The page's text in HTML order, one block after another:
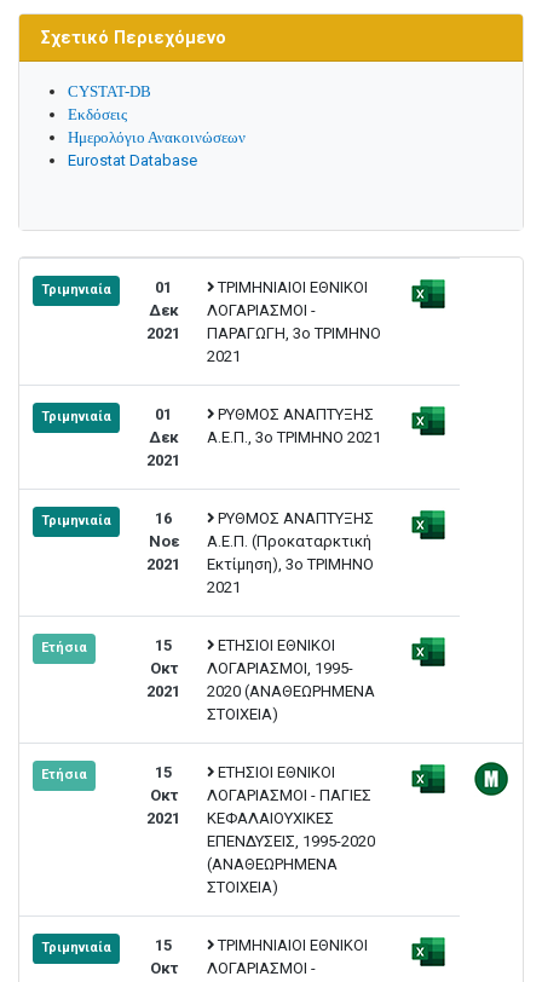
Σχετικό Περιεχόμενο
CYSTAT-DB
Εκδόσεις
Ημερολόγιο Ανακοινώσεων
Eurostat Database
Τριμηνιαία
01
Δεκ
2021
ΤΡΙΜΗΝΙΑΙΟΙ ΕΘΝΙΚΟΙ
ΛΟΓΑΡΙΑΣΜΟΙ -
ΠΑΡΑΓΩΓΗ, 3ο ΤΡΙΜΗΝΟ
2021
Τριμηνιαία
01
Δεκ
2021
ΡΥΘΜΟΣ ΑΝΑΠΤΥΞΗΣ
Α.Ε.Π., 3ο ΤΡΙΜΗΝΟ 2021
Τριμηνιαία
16
Νοε
2021
ΡΥΘΜΟΣ ΑΝΑΠΤΥΞΗΣ
Α.Ε.Π. (Προκαταρκτική
Εκτίμηση), 3ο ΤΡΙΜΗΝΟ
2021
Ετήσια
15
Οκτ
2021
ΕΤΗΣΙΟΙ ΕΘΝΙΚΟΙ
ΛΟΓΑΡΙΑΣΜΟΙ, 1995-
2020 (ΑΝΑΘΕΩΡΗΜΕΝΑ
ΣΤΟΙΧΕΙΑ)
Ετήσια
15
Οκτ
2021
ΕΤΗΣΙΟΙ ΕΘΝΙΚΟΙ
ΛΟΓΑΡΙΑΣΜΟΙ - ΠΑΓΙΕΣ
ΚΕΦΑΛΑΙΟΥΧΙΚΕΣ
ΕΠΕΝΔΥΣΕΙΣ, 1995-2020
(ΑΝΑΘΕΩΡΗΜΕΝΑ
ΣΤΟΙΧΕΙΑ)
Τριμηνιαία
15
Οκτ
ΤΡΙΜΗΝΙΑΙΟΙ ΕΘΝΙΚΟΙ
ΛΟΓΑΡΙΑΣΜΟΙ -